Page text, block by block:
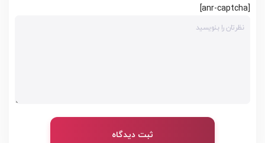
[anr-captcha]
ثبت دیدگاه